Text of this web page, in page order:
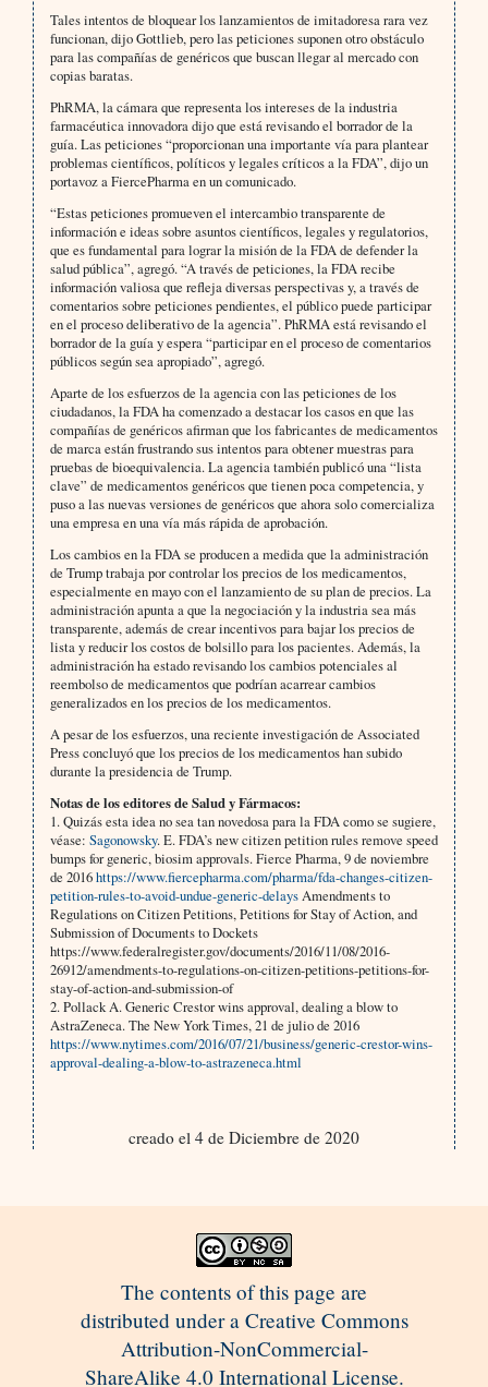
Tales intentos de bloquear los lanzamientos de imitadoresa rara vez
funcionan, dijo Gottlieb, pero las peticiones suponen otro obstáculo
para las compañías de genéricos que buscan llegar al mercado con
copias baratas.
PhRMA, la cámara que representa los intereses de la industria
farmacéutica innovadora dijo que está revisando el borrador de la
guía. Las peticiones “proporcionan una importante vía para plantear
problemas científicos, políticos y legales críticos a la FDA”, dijo un
portavoz a FiercePharma en un comunicado.
“Estas peticiones promueven el intercambio transparente de
información e ideas sobre asuntos científicos, legales y regulatorios,
que es fundamental para lograr la misión de la FDA de defender la
salud pública”, agregó. “A través de peticiones, la FDA recibe
información valiosa que refleja diversas perspectivas y, a través de
comentarios sobre peticiones pendientes, el público puede participar
en el proceso deliberativo de la agencia”. PhRMA está revisando el
borrador de la guía y espera “participar en el proceso de comentarios
públicos según sea apropiado”, agregó.
Aparte de los esfuerzos de la agencia con las peticiones de los
ciudadanos, la FDA ha comenzado a destacar los casos en que las
compañías de genéricos afirman que los fabricantes de medicamentos
de marca están frustrando sus intentos para obtener muestras para
pruebas de bioequivalencia. La agencia también publicó una “lista
clave” de medicamentos genéricos que tienen poca competencia, y
puso a las nuevas versiones de genéricos que ahora solo comercializa
una empresa en una vía más rápida de aprobación.
Los cambios en la FDA se producen a medida que la administración
de Trump trabaja por controlar los precios de los medicamentos,
especialmente en mayo con el lanzamiento de su plan de precios. La
administración apunta a que la negociación y la industria sea más
transparente, además de crear incentivos para bajar los precios de
lista y reducir los costos de bolsillo para los pacientes. Además, la
administración ha estado revisando los cambios potenciales al
reembolso de medicamentos que podrían acarrear cambios
generalizados en los precios de los medicamentos.
A pesar de los esfuerzos, una reciente investigación de Associated
Press concluyó que los precios de los medicamentos han subido
durante la presidencia de Trump.
Notas de los editores de Salud y Fármacos:
1. Quizás esta idea no sea tan novedosa para la FDA como se sugiere,
véase: Sagonowsky. E. FDA’s new citizen petition rules remove speed
bumps for generic, biosim approvals. Fierce Pharma, 9 de noviembre
de 2016https://www.fiercepharma.com/pharma/fda-changes-citizen-
petition-rules-to-avoid-undue-generic-delaysAmendments to
Regulations on Citizen Petitions, Petitions for Stay of Action, and
Submission of Documents to Dockets
https://www.federalregister.gov/documents/2016/11/08/2016-
26912/amendments-to-regulations-on-citizen-petitions-petitions-for-
stay-of-action-and-submission-of
2. Pollack A. Generic Crestor wins approval, dealing a blow to
AstraZeneca. The New York Times, 21 de julio de 2016
https://www.nytimes.com/2016/07/21/business/generic-crestor-wins-
approval-dealing-a-blow-to-astrazeneca.html
creado el 4 de Diciembre de 2020
The contents of this page are
distributed under a Creative Commons
Attribution-NonCommercial-
ShareAlike 4.0 International License.